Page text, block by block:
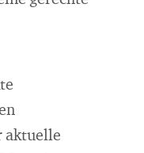
aktuelle